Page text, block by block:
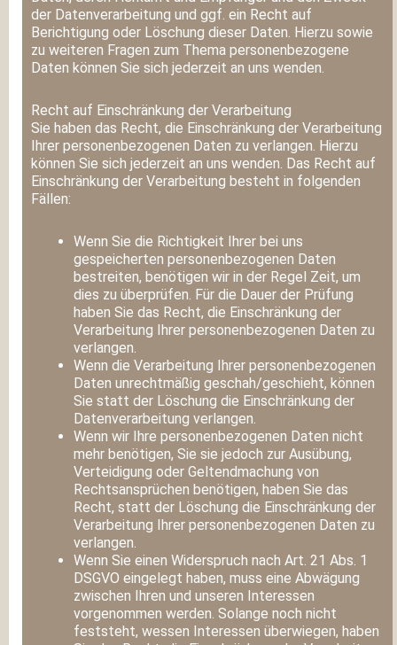
der Datenverarbeitung und ggf. ein Recht auf
Berichtigung oder Löschung dieser Daten. Hierzu sowie
zu weiteren Fragen zum Thema personenbezogene
Daten können Sie sich jederzeit an uns wenden.
Recht auf Einschränkung der Verarbeitung
Sie haben das Recht, die Einschränkung der Verarbeitung
Ihrer personenbezogenen Daten zu verlangen. Hierzu
können Sie sich jederzeit an uns wenden. Das Recht auf
Einschränkung der Verarbeitung besteht in folgenden
Fällen:
Wenn Sie die Richtigkeit Ihrer bei uns
gespeicherten personenbezogenen Daten
bestreiten, benötigen wir in der Regel Zeit, um
dies zu überprüfen. Für die Dauer der Prüfung
haben Sie das Recht, die Einschränkung der
Verarbeitung Ihrer personenbezogenen Daten zu
verlangen.
Wenn die Verarbeitung Ihrer personenbezogenen
Daten unrechtmäßig geschah/geschieht, können
Sie statt der Löschung die Einschränkung der
Datenverarbeitung verlangen.
Wenn wir Ihre personenbezogenen Daten nicht
mehr benötigen, Sie sie jedoch zur Ausübung,
Verteidigung oder Geltendmachung von
Rechtsansprüchen benötigen, haben Sie das
Recht, statt der Löschung die Einschränkung der
Verarbeitung Ihrer personenbezogenen Daten zu
verlangen.
Wenn Sie einen Widerspruch nach Art. 21 Abs. 1
DSGVO eingelegt haben, muss eine Abwägung
zwischen Ihren und unseren Interessen
vorgenommen werden. Solange noch nicht
feststeht, wessen Interessen überwiegen, haben